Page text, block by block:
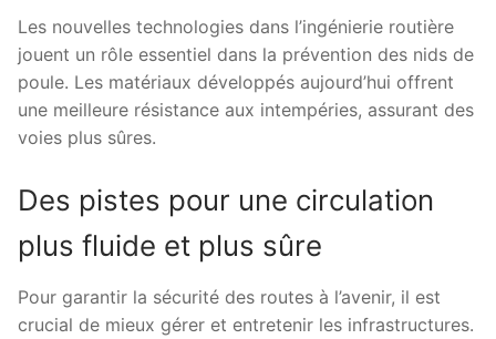
Les nouvelles technologies dans l’ingénierie routière
jouent un rôle essentiel dans la prévention des nids de
poule. Les matériaux développés aujourd’hui offrent
une meilleure résistance aux intempéries, assurant des
voies plus sûres.
Des pistes pour une circulation
plus fluide et plus sûre
Pour garantir la sécurité des routes à l’avenir, il est
crucial de mieux gérer et entretenir les infrastructures.